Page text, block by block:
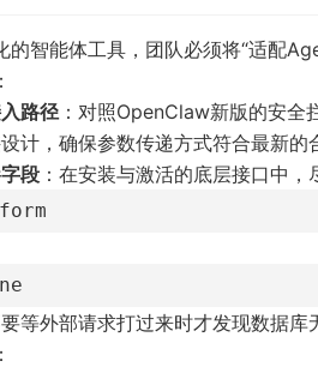
的智能体工具，团队必须将“适配
路径 ：对照OpenClaw新版的安
计，确保参数传递方式符合最新的
段 ：在安装与激活的底层接口中，
等外部请求打过来时才发现数据